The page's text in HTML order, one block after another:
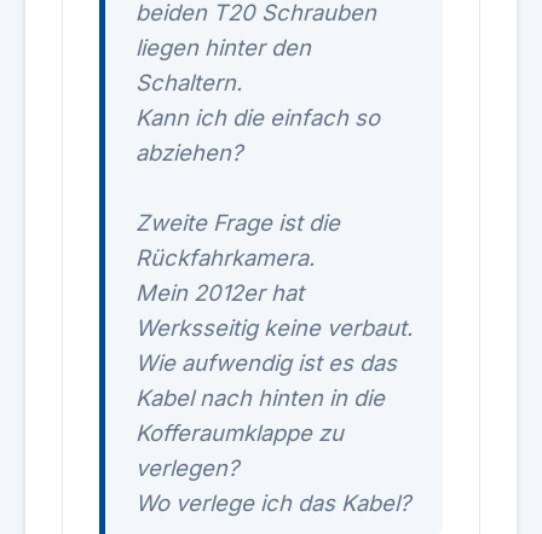
beiden T20 Schrauben
liegen hinter den
Schaltern.
Kann ich die einfach so
abziehen?
Zweite Frage ist die
Rückfahrkamera.
Mein 2012er hat
Werksseitig keine verbaut.
Wie aufwendig ist es das
Kabel nach hinten in die
Kofferaumklappe zu
verlegen?
Wo verlege ich das Kabel?